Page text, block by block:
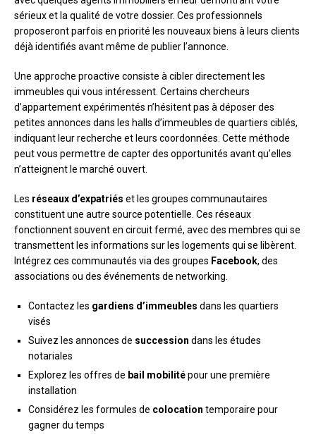
sérieux et la qualité de votre dossier. Ces professionnels
proposeront parfois en priorité les nouveaux biens à leurs clients
déjà identifiés avant même de publier l’annonce.
Une approche proactive consiste à cibler directement les
immeubles qui vous intéressent. Certains chercheurs
d’appartement expérimentés n’hésitent pas à déposer des
petites annonces dans les halls d’immeubles de quartiers ciblés,
indiquant leur recherche et leurs coordonnées. Cette méthode
peut vous permettre de capter des opportunités avant qu’elles
n’atteignent le marché ouvert.
Les réseaux d’expatriés et les groupes communautaires
constituent une autre source potentielle. Ces réseaux
fonctionnent souvent en circuit fermé, avec des membres qui se
transmettent les informations sur les logements qui se libèrent.
Intégrez ces communautés via des groupes Facebook, des
associations ou des événements de networking.
Contactez les gardiens d’immeubles dans les quartiers
visés
Suivez les annonces de succession dans les études
notariales
Explorez les offres de bail mobilitépour une première
installation
Considérez les formules de colocation temporaire pour
gagner du temps